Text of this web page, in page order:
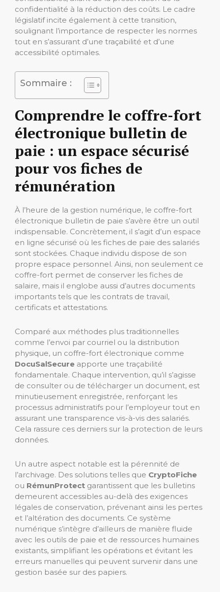
confidentialité à la réduction des coûts. Le cadre
législatif incite également à cette transition,
soulignant l’importance de respecter les normes
tout en s’assurant d’une traçabilité et d’une
accessibilité optimales.
Sommaire :
Comprendre le coffre-fort
électronique bulletin de
paie : un espace sécurisé
pour vos fiches de
rémunération
À l’heure de la gestion numérique, le coffre-fort
électronique bulletin de paie s’avère être un outil
indispensable. Concrètement, il s’agit d’un espace
en ligne sécurisé où les fiches de paie des salariés
sont stockées. Chaque individu dispose de son
propre espace personnel. Ainsi, non seulement ce
coffre-fort permet de conserver les fiches de
salaire, mais il englobe aussi d’autres documents
importants tels que les contrats de travail,
certificats et attestations.
Comparé aux méthodes plus traditionnelles
comme l’envoi par courriel ou la distribution
physique, un coffre-fort électronique comme
DocuSalSecure apporte une traçabilité
fondamentale. Chaque intervention, qu’il s’agisse
de consulter ou de télécharger un document, est
minutieusement enregistrée, renforçant les
processus administratifs pour l’employeur tout en
assurant une transparence vis-à-vis des salariés.
Cela rassure ces derniers sur la protection de leurs
données.
Un autre aspect notable est la pérennité de
l’archivage. Des solutions telles que CryptoFiche
ou RémunProtect garantissent que les bulletins
demeurent accessibles au-delà des exigences
légales de conservation, prévenant ainsi les pertes
et l’altération des documents. Ce système
numérique s’intègre d’ailleurs de manière fluide
avec les outils de paie et de ressources humaines
existants, simplifiant les opérations et évitant les
erreurs manuelles qui peuvent survenir dans une
gestion basée sur des papiers.